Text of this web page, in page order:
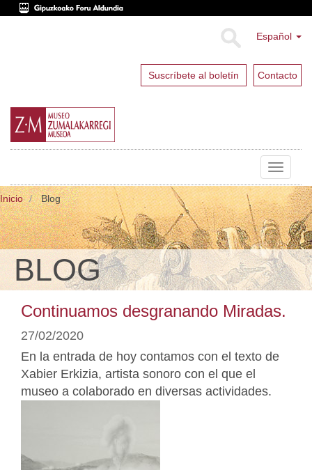
Español
Suscríbete al boletín Contacto
Toggle
Inicio Blog
BLOG
Continuamos desgranando Miradas.
27/02/2020
En la entrada de hoy contamos con el texto de
Xabier Erkizia, artista sonoro con el que el
museo a colaborado en diversas actividades.